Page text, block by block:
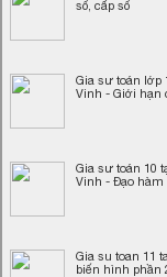
số, cấp số
Gia sư toán lớp
Vinh - Giới hạn
Gia sư toán 10
Vinh - Đạo hàm
Gia su toan 11
biến hình phần